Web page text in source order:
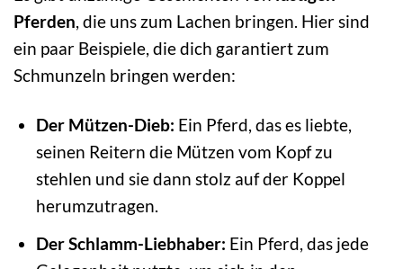
Pferden, die uns zum Lachen bringen. Hier sind
ein paar Beispiele, die dich garantiert zum
Schmunzeln bringen werden:
Der Mützen-Dieb: Ein Pferd, das es liebte,
seinen Reitern die Mützen vom Kopf zu
stehlen und sie dann stolz auf der Koppel
herumzutragen.
Der Schlamm-Liebhaber: Ein Pferd, das jede